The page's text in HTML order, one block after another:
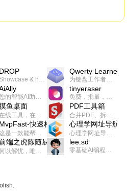
DROP Qwerty Learner
为键盘工作者设计的单词与肌肉记忆锻炼软件
tinyeraser
鱼桌面 PDF工具箱
合并PDF、拆分PDF、旋转PDF、裁剪PDF、转换PDF、加密PDF、解密PDF、PDF加水印等多种PDF处理功能
MvpFast-快速构建网站应用
这是一款能帮助你快速构建个人网站的应用，使用最新的前端技术栈，集成登录、鉴权、手机、邮箱、数据库、博客、文章、支付等等网站所需要的功能，你只需要花几个小时开发你的核心功能就可以上线，一次购买，永久拥有
心理学网址导航
端之虎陈随易 lee.sd